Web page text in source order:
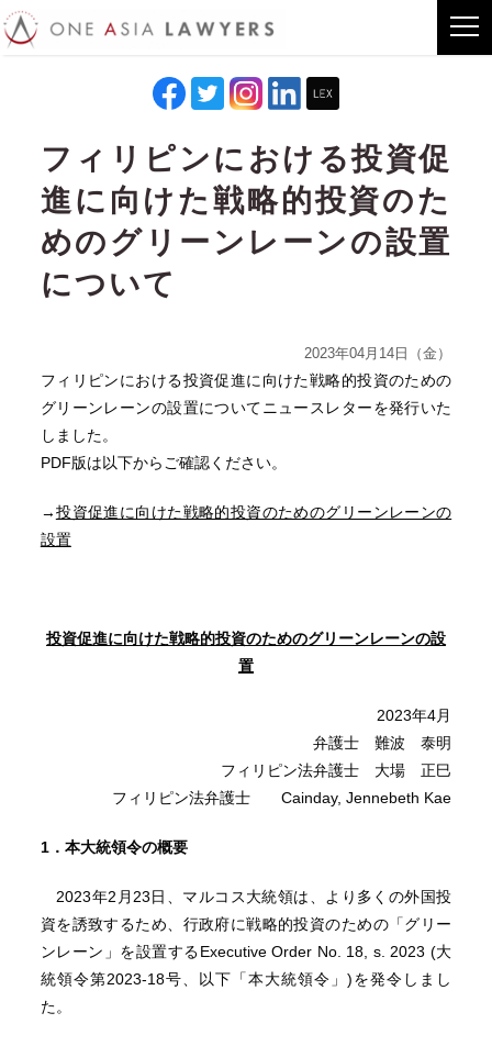
フィリピンにおける投資促
進に向けた戦略的投資のた
めのグリーンレーンの設置
について
2023年04月14日（金）
フィリピンにおける投資促進に向けた戦略的投資のための
グリーンレーンの設置についてニュースレターを発行いた
しました。
PDF版は以下からご確認ください。
→投資促進に向けた戦略的投資のためのグリーンレーンの
設置
投資促進に向けた戦略的投資のためのグリーンレーンの設
置
2023年4月
弁護士 難波 泰明
フィリピン法弁護士 大場 正巳
フィリピン法弁護士 Cainday, Jennebeth Kae
1．本大統領令の概要
2023年2月23日、マルコス大統領は、より多くの外国投
資を誘致するため、行政府に戦略的投資のための「グリー
ンレーン」を設置するExecutive Order No. 18, s. 2023 (大
統領令第2023-18号、以下「本大統領令」)を発令しまし
た。